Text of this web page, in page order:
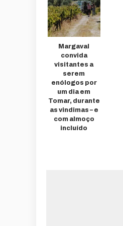
Margaval
convida
visitantes a
serem
enólogos por
um dia em
Tomar, durante
as vindimas – e
com almoço
incluído